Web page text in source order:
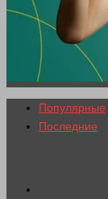
Популярные
Последние